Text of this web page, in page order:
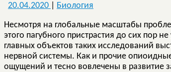
20.04.2020 Биология
Несмотря на глобальные масштабы
этого пагубного пристрастия до сих пор
главных объектов таких исследований
нервной системы. Как и прочие
ощущений и тесно вовлечены в развитие